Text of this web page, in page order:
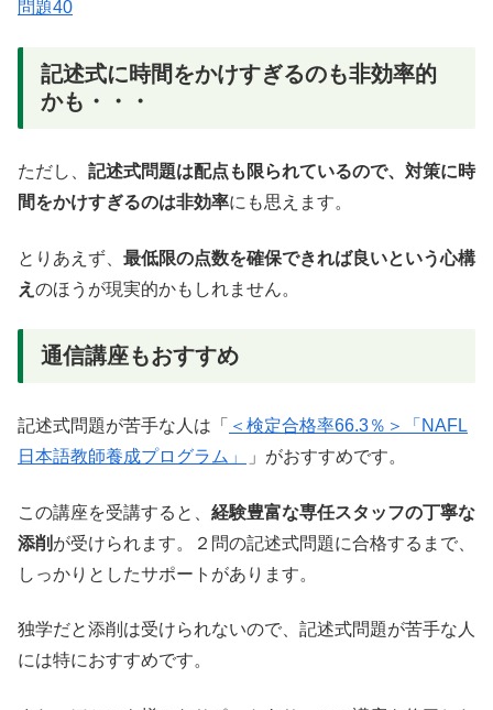
問題40
記述式に時間をかけすぎるのも非効率的
かも・・・
ただし、 記述式問題は配点も限られているので、対策に時
間をかけすぎるのは非効率にも思えます。
とりあえず、 最低限の点数を確保できれば良いという心構
え のほうが現実的かもしれません。
通信講座もおすすめ
記述式問題が苦手な人は「 ＜検定合格率66.3％＞「NAFL
日本語教師養成プログラム」
」がおすすめです。
この講座を受講すると、 経験豊富な専任スタッフの丁寧な
添削 が受けられます。２問の記述式問題に合格するまで、
しっかりとしたサポートがあります。
独学だと添削は受けられないので、記述式問題が苦手な人
には特におすすめです。